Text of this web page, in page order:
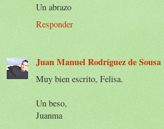
Un abrazo
Responder
Juan Manuel Rodríguez de Sousa
Muy bien escrito, Felisa.
Un beso,
Juanma